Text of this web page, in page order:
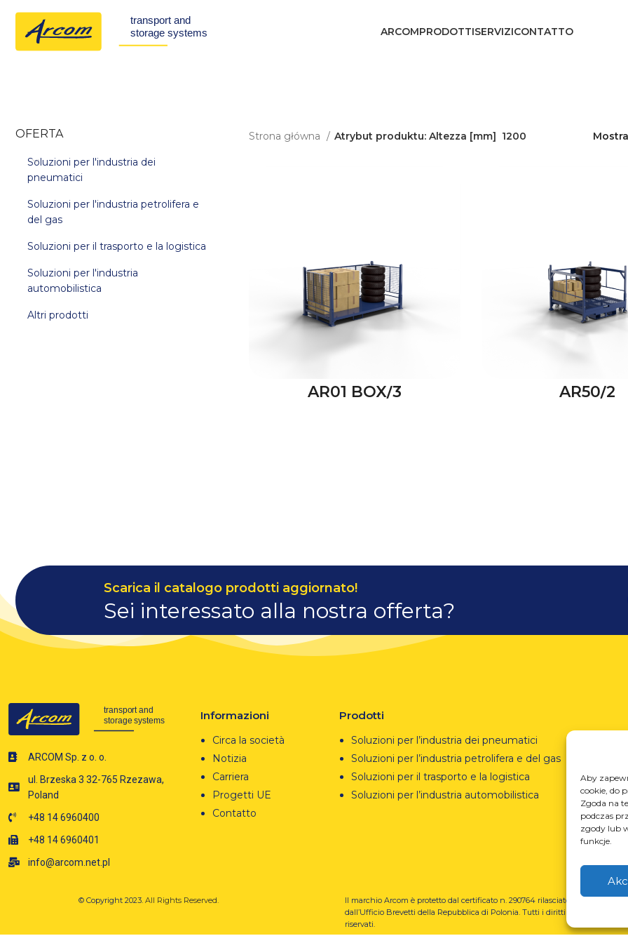
Aby
cookie, do
Zgoda na
podczas
zgody lub
funkcje.
ARCOMPRODOTTISERVIZICONTATTO
OFERTA
Soluzioni per l'industria dei
pneumatici
Soluzioni per l'industria petrolifera e
del gas
Soluzioni per il trasporto e la logistica
Soluzioni per l'industria
automobilistica
Altri prodotti
Strona główna Atrybut produktu: Altezza [mm] 1200 Mostra
AR01 BOX/3 AR50/2
Scarica il catalogo prodotti aggiornato!
Sei interessato alla nostra offerta?
ARCOM Sp. z o. o.
ul. Brzeska 3 32-765 Rzezawa,
Poland
+48 14 6960400
+48 14 6960401
info@arcom.net.pl
Informazioni
Circa la società
Notizia
Carriera
Progetti UE
Contatto
Prodotti
Soluzioni per l’industria dei pneumatici
Soluzioni per l’industria petrolifera e del gas
Soluzioni per il trasporto e la logistica
Soluzioni per l’industria automobilistica
© Copyright 2023. All Rights Reserved.
Il marchio Arcom è protetto dal certificato n. 290764 rilasciato
dall’Ufficio Brevetti della Repubblica di Polonia. Tutti i diritti
riservati.